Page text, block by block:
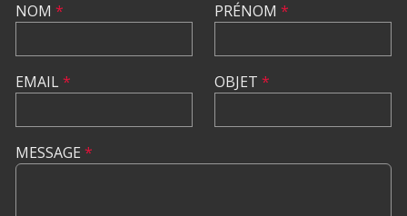
NOM *
EMAIL*
PRÉNOM *
OBJET *
MESSAGE *